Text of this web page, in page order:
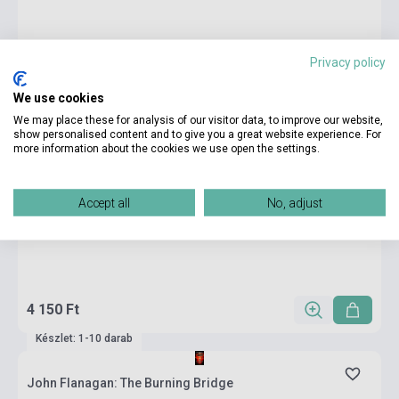
4 150 Ft
Készlet: 1-10 darab
John Flanagan: The Burning Bridge
Privacy policy
We use cookies
We may place these for analysis of our visitor data, to improve our website,
show personalised content and to give you a great website experience. For
more information about the cookies we use open the settings.
Accept all No, adjust